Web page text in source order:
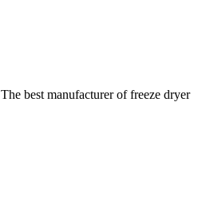
The best manufacturer of freeze dryer